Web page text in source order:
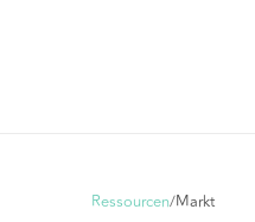
Ressourcen/Markt